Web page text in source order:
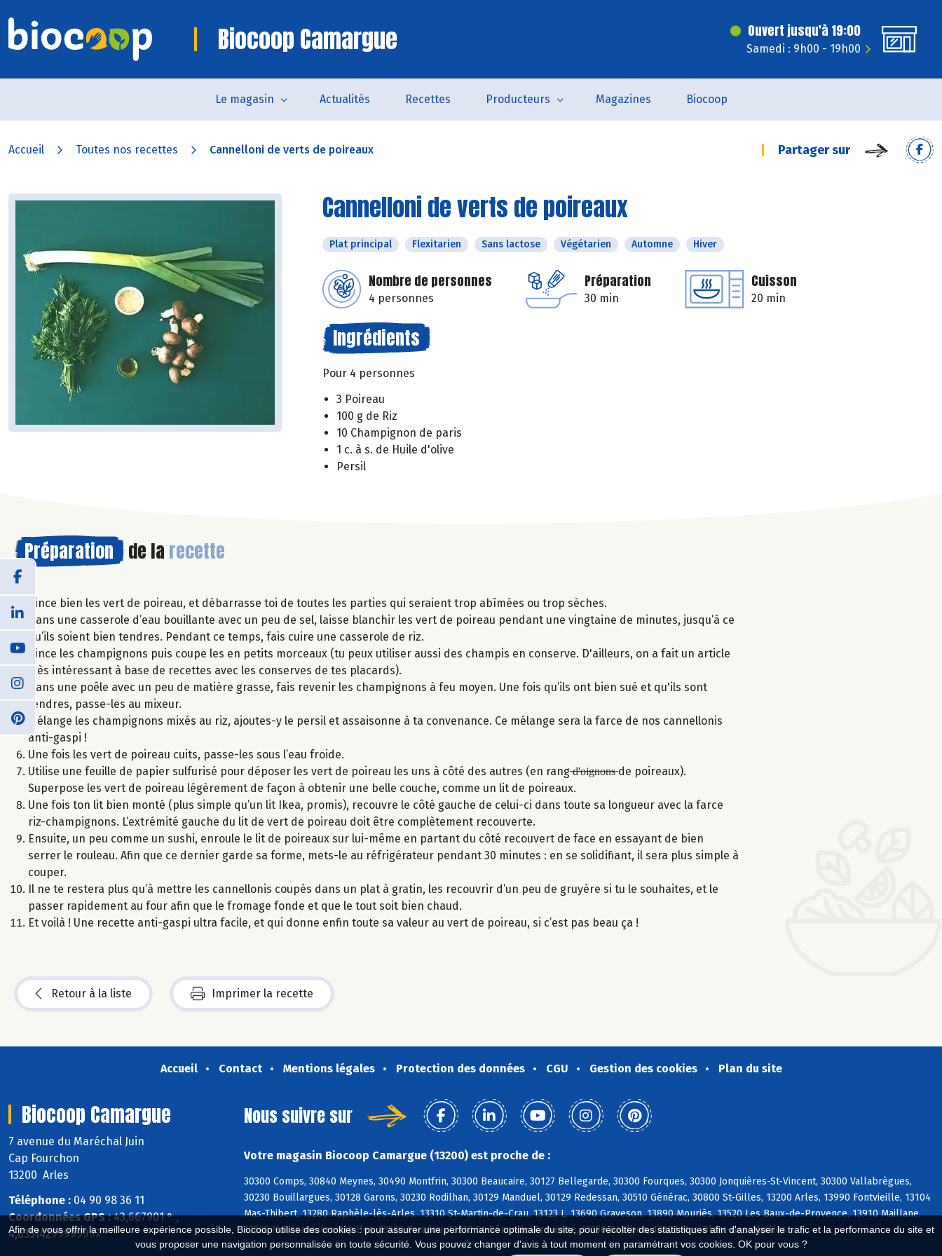
Afin de vous offrir la meilleure expérience possible, Biocoop utilise des cookies : pour assurer une performance optimale du site, pour récolter des statistiques afin d'analyser le trafic et la performance du site et
vous proposer une navigation personnalisée en toute sécurité. Vous pouvez changer d'avis à tout moment en paramétrant vos cookies. OK pour vous ?
Biocoop Camargue Ouvert jusqu'à 19:00
Samedi : 9h00 - 19h00
Le magasin Actualités Recettes Producteurs Magazines Biocoop
Accueil Toutes nos recettes Cannelloni de verts de poireaux Partager sur
Cannelloni de verts de poireaux
Plat principal Flexitarien Sans lactose Végétarien Automne Hiver
Nombre de personnes
4 personnes
Préparation
30 min
Cuisson
20 min
Ingrédients
Pour 4 personnes
3 Poireau
100 g de Riz
10 Champignon de paris
1 c. à s. de Huile d'olive
Persil
Préparation de la recette
Rince bien les vert de poireau, et débarrasse toi de toutes les parties qui seraient trop abîmées ou trop sèches.
Dans une casserole d’eau bouillante avec un peu de sel, laisse blanchir les vert de poireau pendant une vingtaine de minutes, jusqu’à ce
qu’ils soient bien tendres. Pendant ce temps, fais cuire une casserole de riz.
Rince les champignons puis coupe les en petits morceaux (tu peux utiliser aussi des champis en conserve. D'ailleurs, on a fait un article
très intéressant à base de recettes avec les conserves de tes placards).
Dans une poêle avec un peu de matière grasse, fais revenir les champignons à feu moyen. Une fois qu’ils ont bien sué et qu'ils sont
tendres, passe-les au mixeur.
Mélange les champignons mixés au riz, ajoutes-y le persil et assaisonne à ta convenance. Ce mélange sera la farce de nos cannellonis
anti-gaspi !
Une fois les vert de poireau cuits, passe-les sous l’eau froide.
Utilise une feuille de papier sulfurisé pour déposer les vert de poireau les uns à côté des autres (en rang ̶d̶'̶o̶i̶g̶n̶o̶n̶s̶ de poireaux).
Superpose les vert de poireau légèrement de façon à obtenir une belle couche, comme un lit de poireaux.
Une fois ton lit bien monté (plus simple qu’un lit Ikea, promis), recouvre le côté gauche de celui-ci dans toute sa longueur avec la farce
riz-champignons. L’extrémité gauche du lit de vert de poireau doit être complètement recouverte.
Ensuite, un peu comme un sushi, enroule le lit de poireaux sur lui-même en partant du côté recouvert de face en essayant de bien
serrer le rouleau. Afin que ce dernier garde sa forme, mets-le au réfrigérateur pendant 30 minutes : en se solidifiant, il sera plus simple à
couper.
Il ne te restera plus qu’à mettre les cannellonis coupés dans un plat à gratin, les recouvrir d’un peu de gruyère si tu le souhaites, et le
passer rapidement au four afin que le fromage fonde et que le tout soit bien chaud.
Et voilà ! Une recette anti-gaspi ultra facile, et qui donne enfin toute sa valeur au vert de poireau, si c’est pas beau ça !
Retour à la liste Imprimer la recette
Accueil Contact Mentions légales Protection des données CGU Gestion des cookies Plan du site
Biocoop Camargue
7 avenue du Maréchal Juin
Cap Fourchon
13200 Arles
Téléphone : 04 90 98 36 11
Coordonnées GPS :43,667901 ° ,
4,63514299999997 °
Nous suivre sur
Votre magasin Biocoop Camargue (13200) est proche de :
30300 Comps, 30840 Meynes, 30490 Montfrin, 30300 Beaucaire, 30127 Bellegarde, 30300 Fourques, 30300 Jonquières-St-Vincent, 30300 Vallabrègues,
30230 Bouillargues, 30128 Garons, 30230 Rodilhan, 30129 Manduel, 30129 Redessan, 30510 Générac, 30800 St-Gilles, 13200 Arles, 13990 Fontvieille, 13104
Mas-Thibert, 13280 Raphèle-lès-Arles, 13310 St-Martin-de-Crau, 13123 L, 13690 Graveson, 13890 Mouriès, 13520 Les Baux-de-Provence, 13910 Maillane,
13520 Maussane-les-Alpilles, 13520 Paradou, 13210 St-Rémy-de-Provence, 13150 Boulbon, 13103 Mas-Blanc-des-Alpilles